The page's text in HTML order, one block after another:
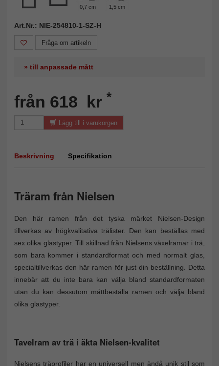
0,7 cm 1,5 cm
Art.Nr.: NIE-254810-1-SZ-H
Fråga om artikeln
» till anpassade mått
från 618 kr *
Lägg till i varukorgen
Beskrivning Specifikation
Träram från Nielsen
Den här ramen från det tyska märket Nielsen-Design
tillverkas av högkvalitativa trälister. Den kan beställas med
sex olika glastyper. Till skillnad från Nielsens växelramar i trä,
som bara kommer i standardformat och med normalt glas,
specialtillverkas den här ramen för just din beställning. Detta
innebär att du inte bara kan välja bland standardformaten
utan du kan dessutom måttbeställa ramen och välja bland
olika glastyper.
Tavelram av trä i äkta Nielsen-kvalitet
Nielsens träprofiler har en universell men ändå unik stil som